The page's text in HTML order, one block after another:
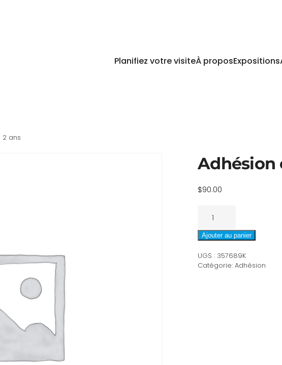
Planifiez votre visiteÀ proposExpositions
ans
Adhésion
$90.00
Adhésion
2
ans
Ajouter au panier
UGS : 357689K
Catégorie: Adhésion